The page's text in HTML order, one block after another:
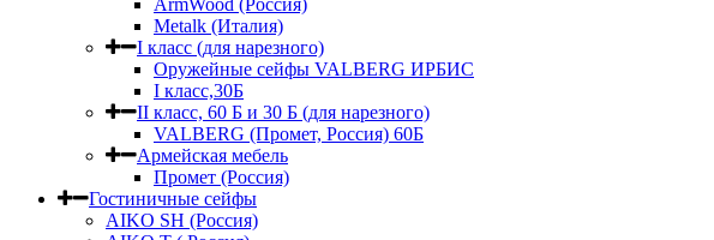
ArmWood (Россия)
Metalk (Италия)
I класс (для нарезного)
Оружейные сейфы VALBERG ИРБИС
I класс,30Б
II класс, 60 Б и 30 Б (для нарезного)
VALBERG (Промет, Россия) 60Б
Армейская мебель
Промет (Россия)
Гостиничные сейфы
AIKO SH (Россия)